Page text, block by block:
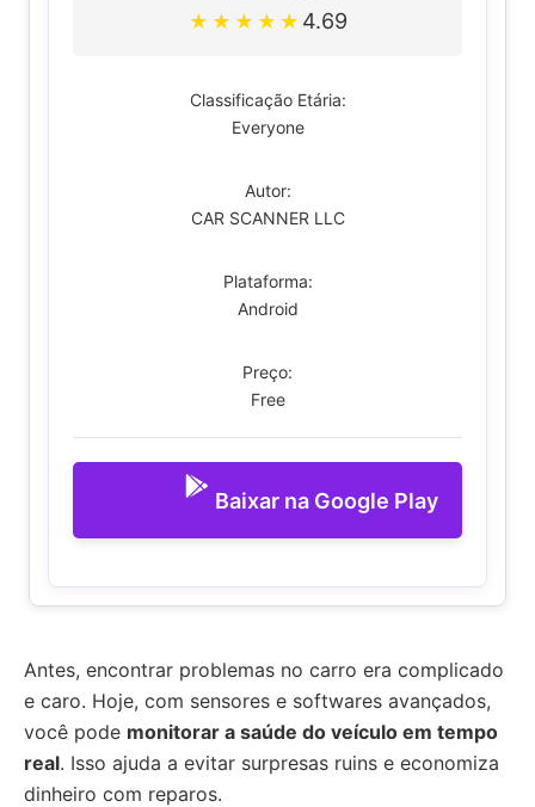
★ ★ ★ ★ ★ 4.69
Classificação Etária:
Everyone
Autor:
CAR SCANNER LLC
Plataforma:
Android
Preço:
Free
Baixar na Google Play
Antes, encontrar problemas no carro era complicado
e caro. Hoje, com sensores e softwares avançados,
você pode monitorar a saúde do veículo em tempo
real. Isso ajuda a evitar surpresas ruins e economiza
dinheiro com reparos.